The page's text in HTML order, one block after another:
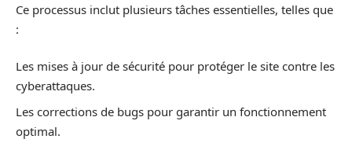
Ce processus inclut plusieurs tâches essentielles, telles que
:
Les mises à jour de sécurité pour protéger le site contre les
cyberattaques.
Les corrections de bugs pour garantir un fonctionnement
optimal.